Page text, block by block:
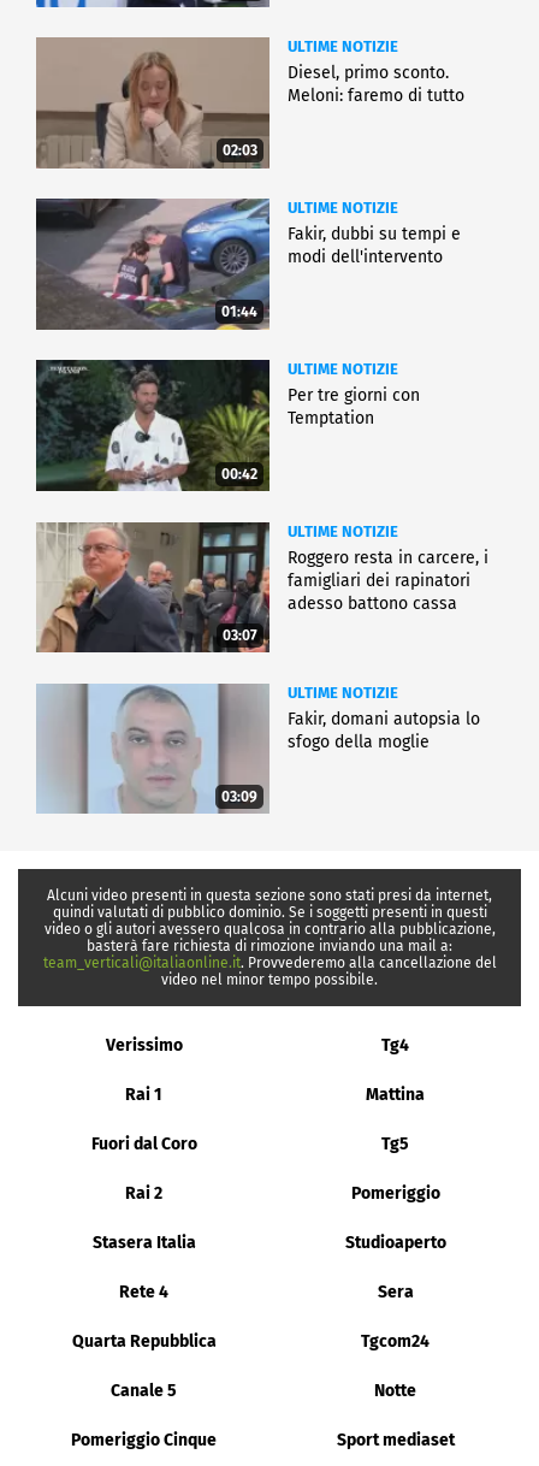
02:03
ULTIME NOTIZIE
Diesel, primo sconto.
Meloni: faremo di tutto
01:44
ULTIME NOTIZIE
Fakir, dubbi su tempi e
modi dell'intervento
00:42
ULTIME NOTIZIE
Per tre giorni con
Temptation
03:07
ULTIME NOTIZIE
Roggero resta in carcere, i
famigliari dei rapinatori
adesso battono cassa
03:09
ULTIME NOTIZIE
Fakir, domani autopsia lo
sfogo della moglie
Alcuni video presenti in questa sezione sono stati presi da internet,
quindi valutati di pubblico dominio. Se i soggetti presenti in questi
video o gli autori avessero qualcosa in contrario alla pubblicazione,
basterà fare richiesta di rimozione inviando una mail a:
team_verticali@italiaonline.it. Provvederemo alla cancellazione del
video nel minor tempo possibile.
Verissimo Tg4
Rai 1 Mattina
Fuori dal Coro Tg5
Rai 2 Pomeriggio
Stasera Italia Studioaperto
Rete 4 Sera
Quarta Repubblica Tgcom24
Canale 5 Notte
Pomeriggio Cinque Sport mediaset